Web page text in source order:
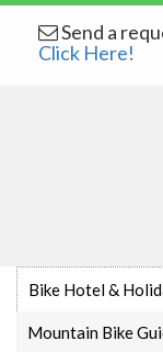
Send a
Click Here!
Bike Hotel &
Mountain Bike